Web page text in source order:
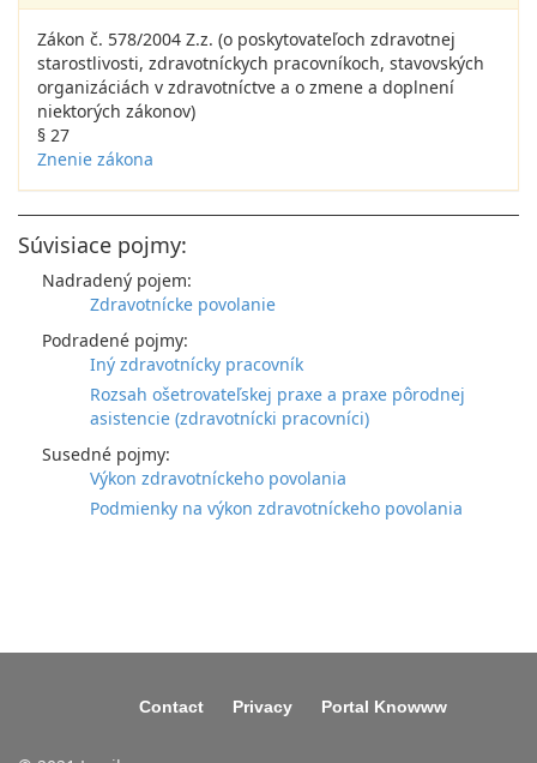
Zákon č. 578/2004 Z.z. (o poskytovateľoch zdravotnej
starostlivosti, zdravotníckych pracovníkoch, stavovských
organizáciách v zdravotníctve a o zmene a doplnení
niektorých zákonov)
§ 27
Znenie zákona
Súvisiace pojmy:
Nadradený pojem:
Zdravotnícke povolanie
Podradené pojmy:
Iný zdravotnícky pracovník
Rozsah ošetrovateľskej praxe a praxe pôrodnej
asistencie (zdravotnícki pracovníci)
Susedné pojmy:
Výkon zdravotníckeho povolania
Podmienky na výkon zdravotníckeho povolania
Contact Privacy Portal Knowww